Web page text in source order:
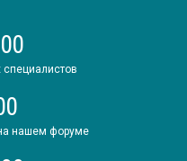
специалистов
нашем форуме